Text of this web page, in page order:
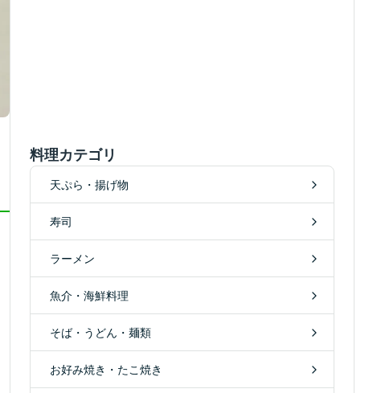
料理カテゴリ
天ぷら・揚げ物
寿司
ラーメン
魚介・海鮮料理
そば・うどん・麺類
お好み焼き・たこ焼き